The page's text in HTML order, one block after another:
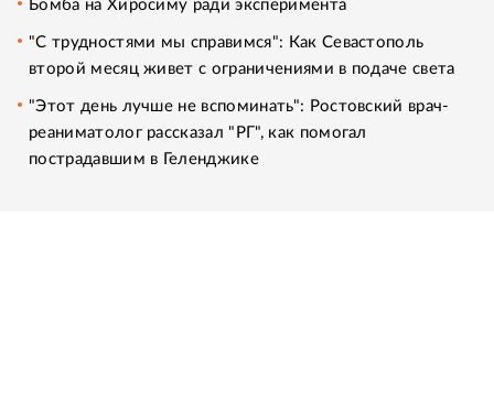
Бомба на Хиросиму ради эксперимента
"С трудностями мы справимся": Как Севастополь
второй месяц живет с ограничениями в подаче света
"Этот день лучше не вспоминать": Ростовский врач-
реаниматолог рассказал "РГ", как помогал
пострадавшим в Геленджике